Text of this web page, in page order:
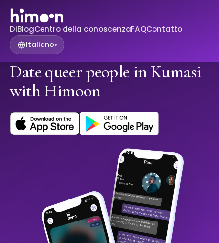
DiBlogCentro della conoscenzaFAQContatto
Italiano▾
Date queer people in Kumasi
with Himoon